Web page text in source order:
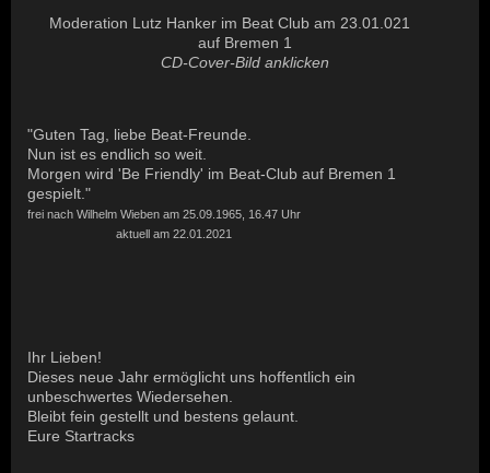
Moderation Lutz Hanker im Beat Club am 23.01.021
auf Bremen 1
CD-Cover-Bild anklicken
"Guten Tag, liebe Beat-Freunde.
Nun ist es endlich so weit.
Morgen wird 'Be Friendly' im Beat-Club auf Bremen 1
gespielt."
frei nach Wilhelm Wieben am 25.09.1965, 16.47 Uhr
aktuell am 22.01.2021
Ihr Lieben!
Dieses neue Jahr ermöglicht uns hoffentlich ein
unbeschwertes Wiedersehen.
Bleibt fein gestellt und bestens gelaunt.
Eure Startracks